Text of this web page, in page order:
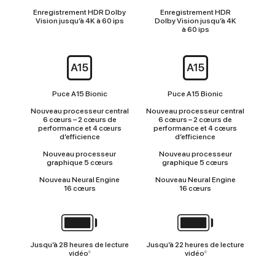
Enregistrement HDR Dolby
Vision jusqu’à 4K à 60 ips
Enregistrement HDR
Dolby Vision jusqu’à 4K
à 60 ips
Puce A15 Bionic
Nouveau processeur central
6 cœurs – 2 cœurs de
performance et 4 cœurs
d’efficience
Nouveau processeur
graphique 5 cœurs
Nouveau Neural Engine
16 cœurs
Puce A15 Bionic
Nouveau processeur central
6 cœurs – 2 cœurs de
performance et 4 cœurs
d’efficience
Nouveau processeur
graphique 5 cœurs
Nouveau Neural Engine
16 cœurs
Autonomie
Jusqu’à 28 heures de lecture
vidéo◊
Jusqu’à 22 heures de lecture
vidéo◊